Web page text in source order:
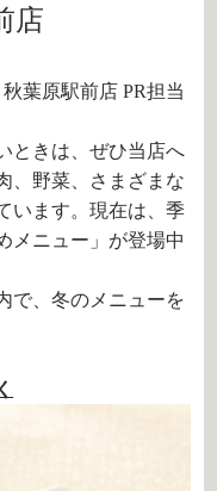
店
葉原駅前店 PR担当
ときは、ぜひ当店へ
、野菜、さまざまな
います。現在は、季
メニュー」が登場中
で、冬のメニューを